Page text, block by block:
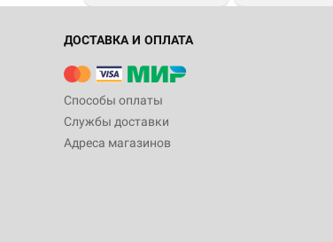
ДОСТАВКА И ОПЛАТА
Способы оплаты
Службы доставки
Адреса магазинов